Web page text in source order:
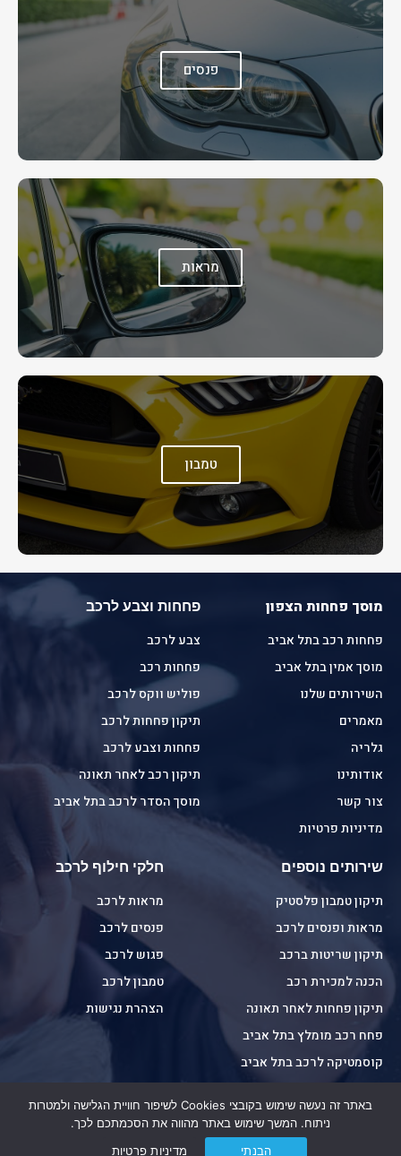
פנסים
מראות
טמבון
מוסך פחחות הצפון
פחחות רכב בתל אביב
מוסך אמין בתל אביב
השירותים שלנו
מאמרים
גלריה
אודותינו
צור קשר
מדיניות פרטיות
פחחות וצבע לרכב
צבע לרכב
פחחות רכב
פוליש ווקס לרכב
תיקון פחחות לרכב
פחחות וצבע לרכב
תיקון רכב לאחר תאונה
מוסך הסדר לרכב בתל אביב
שירותים נוספים
תיקון טמבון פלסטיק
מראות ופנסים לרכב
תיקון שריטות ברכב
הכנה למכירת רכב
תיקון פחחות לאחר תאונה
פחח רכב מומלץ בתל אביב
קוסמטיקה לרכב בתל אביב
תיקון מכות חניה ושריטות לרכב
חלקי חילוף לרכב
מראות לרכב
פנסים לרכב
פגוש לרכב
טמבון לרכב
הצהרת נגישות
פרטי התקשרות
באתר זה נעשה שימוש בקובצי Cookies לשיפור חוויית הגלישה ולמטרות
ניתוח. המשך שימוש באתר מהווה את הסכמתכם לכך.
הבנתי
מדיניות פרטיות